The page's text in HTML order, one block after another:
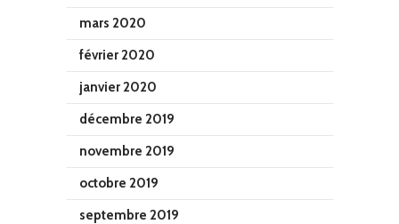
mars 2020
février 2020
janvier 2020
décembre 2019
novembre 2019
octobre 2019
septembre 2019